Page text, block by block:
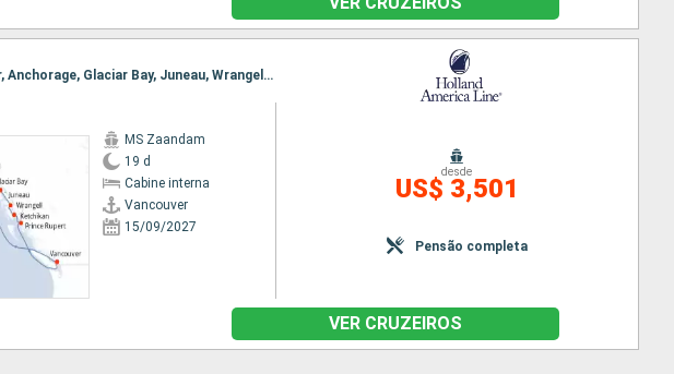
Itinerário : Vancouver, Sitka, Geleira Hubbard, Valdez, Kodiak, Homer, Anchorage, Glaciar Bay, Juneau, Wrangell, Ketchikan, Prince Rupert, Vancouver
MS Zaandam
19 d
Cabine interna
Vancouver
15/09/2027
desde
US$ 3,501
Pensão completa
VER CRUZEIROS